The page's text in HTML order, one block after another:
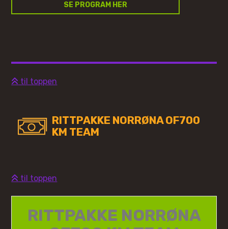
SE PROGRAM HER
til toppen
RITTPAKKE NORRØNA OF700
KM TEAM
til toppen
RITTPAKKE NORRØNA